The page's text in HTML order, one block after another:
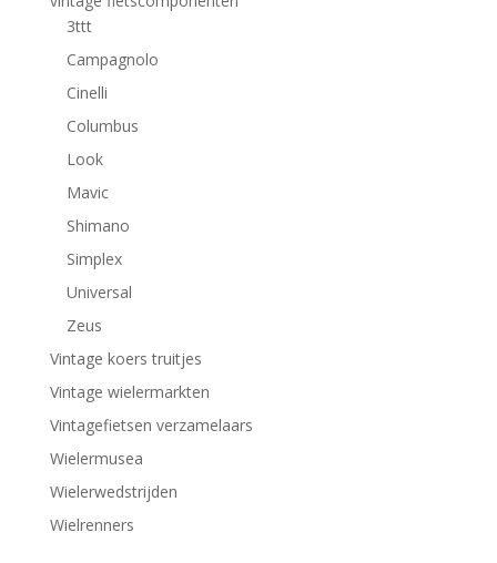
3ttt
Campagnolo
Cinelli
Columbus
Look
Mavic
Shimano
Simplex
Universal
Zeus
Vintage koers truitjes
Vintage wielermarkten
Vintagefietsen verzamelaars
Wielermusea
Wielerwedstrijden
Wielrenners